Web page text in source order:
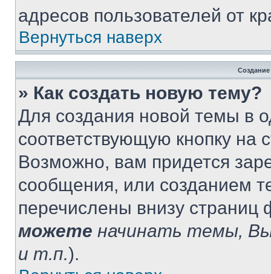
адресов пользователей от
Вернуться наверх
» Как создать новую тему?
Для создания новой темы в
соответствующую кнопку
Возможно, вам придется
сообщения, или созданием
перечислены внизу
можете начинать темы,
и т.п.).